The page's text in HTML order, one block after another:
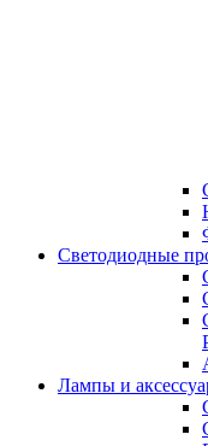
Светодиодные
Лампы и